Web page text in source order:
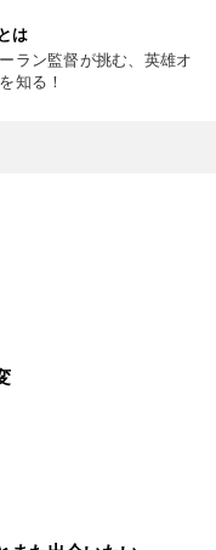
は
ラン監督が挑む、英雄オ
知る！